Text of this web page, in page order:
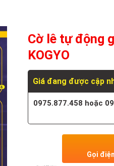
Cờ lê tự động
KOGYO
Giá đang được cập
0975.877.458 hoặc
Gọi